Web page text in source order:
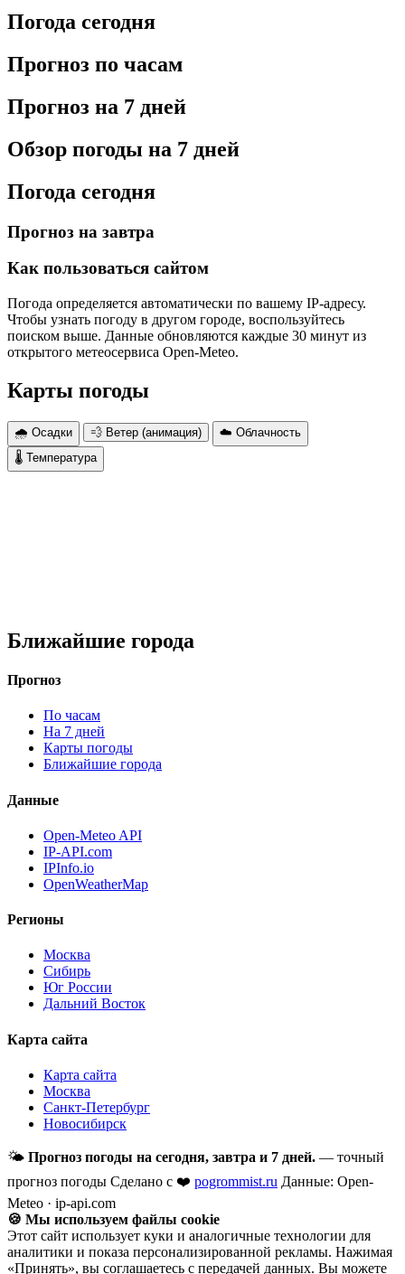
Погода сегодня
Прогноз по часам
Прогноз на 7 дней
Обзор погоды на 7 дней
Погода сегодня
Прогноз на завтра
Как пользоваться сайтом
Погода определяется автоматически по вашему IP-адресу.
Чтобы узнать погоду в другом городе, воспользуйтесь
поиском выше. Данные обновляются каждые 30 минут из
открытого метеосервиса Open-Meteo.
Карты погоды
🌧 Осадки 💨 Ветер (анимация)
☁️ Облачность
🌡 Температура
Ближайшие города
Прогноз
По часам
На 7 дней
Карты погоды
Ближайшие города
Данные
Open-Meteo API
IP-API.com
IPInfo.io
OpenWeatherMap
Регионы
Москва
Сибирь
Юг России
Дальний Восток
Карта сайта
Карта сайта
Москва
Санкт-Петербург
Новосибирск
🌤 Прогноз погоды на сегодня, завтра и 7 дней. — точный
прогноз погоды Сделано с ❤️ pogrommist.ru Данные: Open-
Meteo · ip-api.com
🍪 Мы используем файлы cookie
Этот сайт использует куки и аналогичные технологии для
аналитики и показа персонализированной рекламы. Нажимая
«Принять», вы соглашаетесь с передачей данных. Вы можете